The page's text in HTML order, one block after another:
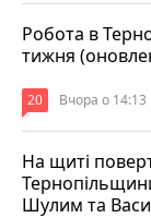
Робота в
тижня
20 Вчора о 14:13
На щиті
Шулим та